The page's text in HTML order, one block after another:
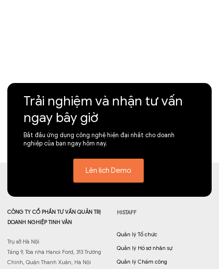
Trải nghiệm và nhận tư vấn
ngay bây giờ
Bắt đầu ứng dụng công nghệ hiện đại nhất cho doanh
nghiệp của bạn ngay hôm nay.
Lên lịch Demo
CÔNG TY CỔ PHẦN TƯ VẤN QUẢN TRỊ
DOANH NGHIỆP TINH VÂN
Trụ sở Hà Nội
Tầng 9, Tòa nhà Hanoi Ford, 313 Trường
Chinh, Quận Thanh Xuân, Hà Nội
HISTAFF
Quản lý Tổ chức
Quản lý Hồ sơ nhân sự
Quản lý Chấm công